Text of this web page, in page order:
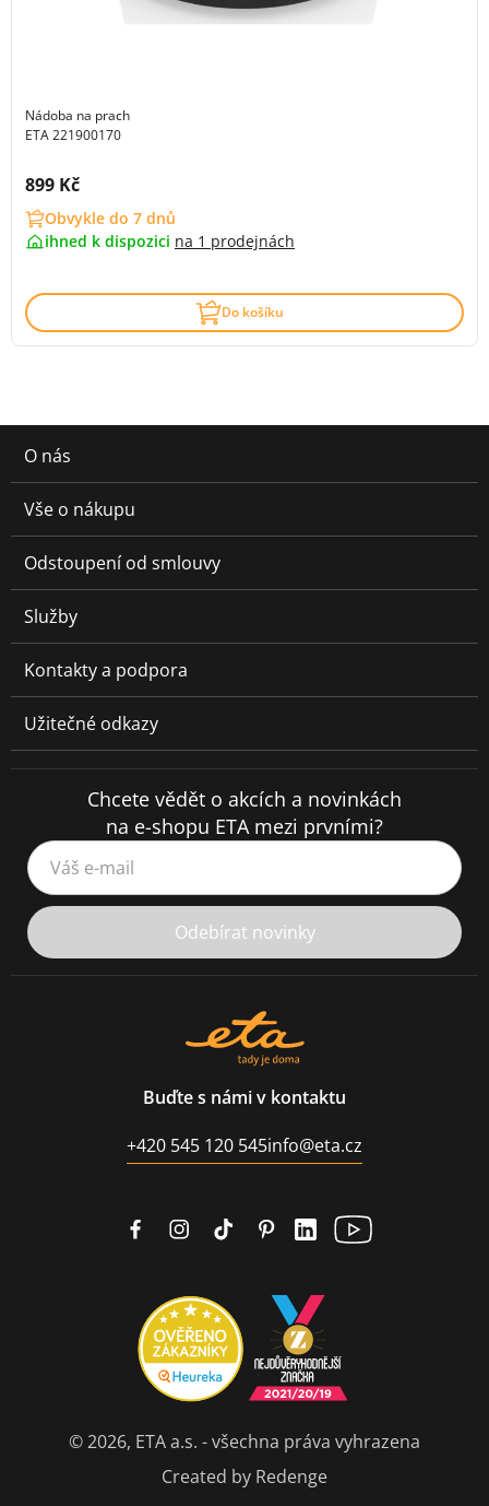
Nádoba na prach
ETA 221900170
Cena s DPH:
899 Kč
Obvykle do 7 dnů
ihned k dispozici na 1 prodejnách
Do košíku
O nás
Vše o nákupu
Odstoupení od smlouvy
Služby
Kontakty a podpora
Užitečné odkazy
Chcete vědět o akcích a novinkách
na e-shopu ETA mezi prvními?
Váš e-mail
Odebírat novinky
Buďte s námi v kontaktu
+420 545 120 545info@eta.cz
© 2026, ETA a.s. - všechna práva vyhrazena
Created by Redenge